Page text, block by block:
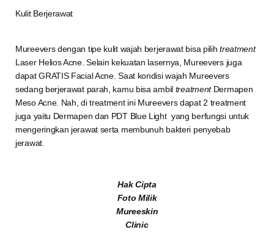
Kulit Berjerawat
Mureevers dengan tipe kulit wajah berjerawat bisa pilihtreatment
Laser Helios Acne. Selain kekuatan lasernya, Mureevers juga
dapat GRATIS Facial Acne. Saat kondisi wajah Mureevers
sedang berjerawat parah, kamu bisa ambil treatmentDermapen
Meso Acne. Nah, di treatment ini Mureevers dapat 2 treatment
juga yaitu Dermapen dan PDT Blue Light yang berfungsi untuk
mengeringkan jerawat serta membunuh bakteri penyebab
jerawat.
Hak Cipta
Foto Milik
Mureeskin
Clinic